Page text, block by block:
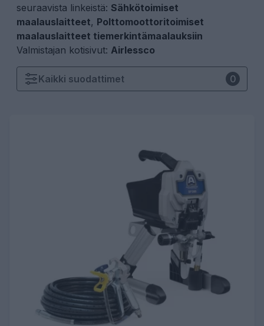
seuraavista linkeistä: Sähkötoimiset
maalauslaitteet, Polttomoottoritoimiset
maalauslaitteet tiemerkintämaalauksiin
Valmistajan kotisivut: Airlessco
Kaikki suodattimet 0